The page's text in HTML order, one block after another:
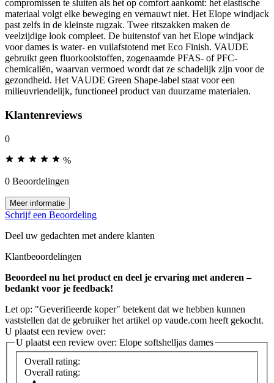
compromissen te sluiten als het op comfort aankomt: het elastische
materiaal volgt elke beweging en vernauwt niet. Het Elope windjack
past zelfs in de kleinste rugzak. Twee ritszakken maken de
veelzijdige look compleet. De buitenstof van het Elope windjack
voor dames is water- en vuilafstotend met Eco Finish. VAUDE
gebruikt geen fluorkoolstoffen, zogenaamde PFAS- of PFC-
chemicaliën, waarvan vermoed wordt dat ze schadelijk zijn voor de
gezondheid. Het VAUDE Green Shape-label staat voor een
milieuvriendelijk, functioneel product van duurzame materialen.
Klantenreviews
0
%
0 Beoordelingen
Meer informatie
Schrijf een Beoordeling
Deel uw gedachten met andere klanten
Klantbeoordelingen
Beoordeel nu het product en deel je ervaring met anderen –
bedankt voor je feedback!
Let op: "Geverifieerde koper" betekent dat we hebben kunnen
vaststellen dat de gebruiker het artikel op vaude.com heeft gekocht.
U plaatst een review over:
U plaatst een review over: Elope softshelljas dames
Overall rating:
Overall rating: